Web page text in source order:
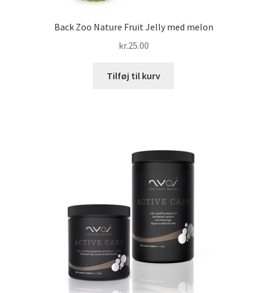
Back Zoo Nature Fruit Jelly med melon
kr.25.00
Tilføj til kurv